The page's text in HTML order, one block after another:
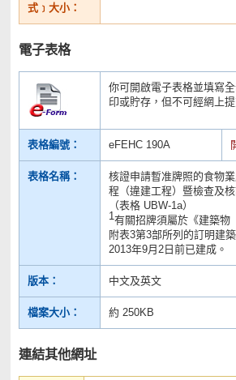
式﹞大小：
電子表格
你可開啟電子表格並填寫
印或貯存，但不可經網上提
表格編號： eFEHC 190A
表格名稱：
核證申請暫准牌照的食物
程（違建工程）暨檢查及
（表格 UBW-1a）
1有關招牌須屬於《建築物
附表3第3部所列的訂明建
2013年9月2日前已建成。
版本： 中文及英文
檔案大小： 約 250KB
連結其他網址